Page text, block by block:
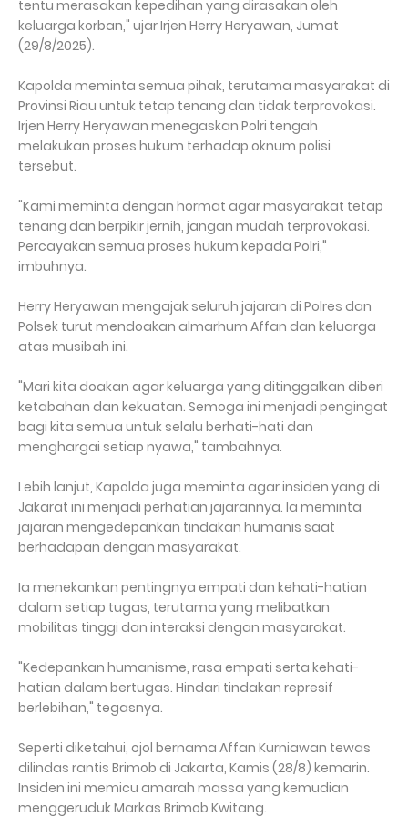
tentu merasakan kepedihan yang dirasakan oleh
keluarga korban," ujar Irjen Herry Heryawan, Jumat
(29/8/2025).
Kapolda meminta semua pihak, terutama masyarakat di
Provinsi Riau untuk tetap tenang dan tidak terprovokasi.
Irjen Herry Heryawan menegaskan Polri tengah
melakukan proses hukum terhadap oknum polisi
tersebut.
"Kami meminta dengan hormat agar masyarakat tetap
tenang dan berpikir jernih, jangan mudah terprovokasi.
Percayakan semua proses hukum kepada Polri,"
imbuhnya.
Herry Heryawan mengajak seluruh jajaran di Polres dan
Polsek turut mendoakan almarhum Affan dan keluarga
atas musibah ini.
"Mari kita doakan agar keluarga yang ditinggalkan diberi
ketabahan dan kekuatan. Semoga ini menjadi pengingat
bagi kita semua untuk selalu berhati-hati dan
menghargai setiap nyawa," tambahnya.
Lebih lanjut, Kapolda juga meminta agar insiden yang di
Jakarat ini menjadi perhatian jajarannya. Ia meminta
jajaran mengedepankan tindakan humanis saat
berhadapan dengan masyarakat.
Ia menekankan pentingnya empati dan kehati-hatian
dalam setiap tugas, terutama yang melibatkan
mobilitas tinggi dan interaksi dengan masyarakat.
"Kedepankan humanisme, rasa empati serta kehati-
hatian dalam bertugas. Hindari tindakan represif
berlebihan," tegasnya.
Seperti diketahui, ojol bernama Affan Kurniawan tewas
dilindas rantis Brimob di Jakarta, Kamis (28/8) kemarin.
Insiden ini memicu amarah massa yang kemudian
menggeruduk Markas Brimob Kwitang.